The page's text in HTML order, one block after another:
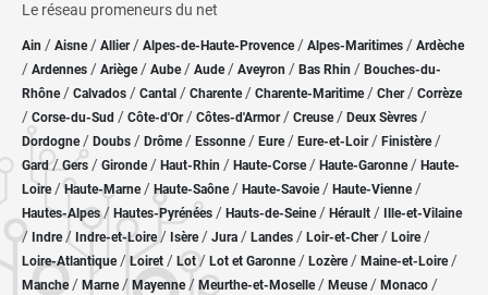
Le réseau promeneurs du net
Ain / Aisne/ Allier/ Alpes-de-Haute-Provence / Alpes-Maritimes / Ardèche
/ Ardennes / Ariège/ Aube/ Aude / Aveyron / Bas Rhin / Bouches-du-
Rhône/ Calvados / Cantal / Charente / Charente-Maritime/ Cher / Corrèze
/ Corse-du-Sud / Côte-d'Or / Côtes-d'Armor/ Creuse/ Deux Sèvres /
Dordogne/ Doubs / Drôme/ Essonne / Eure/ Eure-et-Loir / Finistère/
Gard/Gers / Gironde/ Haut-Rhin / Haute-Corse/ Haute-Garonne/ Haute-
Loire/Haute-Marne/ Haute-Saône/ Haute-Savoie/ Haute-Vienne/
Hautes-Alpes/ Hautes-Pyrénées / Hauts-de-Seine/ Hérault / Ille-et-Vilaine
/ Indre/ Indre-et-Loire/ Isère/ Jura / Landes / Loir-et-Cher/ Loire/
Loire-Atlantique/ Loiret / Lot/ Lot et Garonne/ Lozère / Maine-et-Loire/
Manche/ Marne/ Mayenne/ Meurthe-et-Moselle/ Meuse/ Monaco /